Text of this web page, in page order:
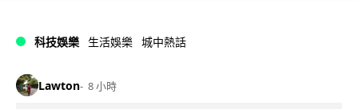
科技娛樂 生活娛樂 城中熱話
Lawton 8 小時